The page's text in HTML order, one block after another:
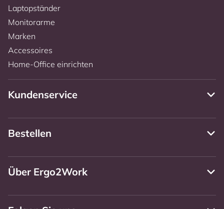
Laptopständer
Monitorarme
Marken
Accessoires
Home-Office einrichten
Kundenservice
Bestellen
Über Ergo2Work